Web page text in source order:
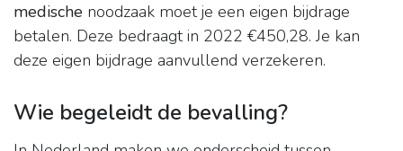
medische noodzaak moet je een eigen bijdrage
betalen. Deze bedraagt in 2022 €450,28. Je kan
deze eigen bijdrage aanvullend verzekeren.
Wie begeleidt de bevalling?